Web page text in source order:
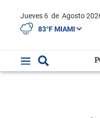
Jueves 6 de Agosto
83°F MIAMI